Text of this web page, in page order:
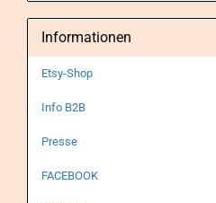
Informationen
Etsy-Shop
Info B2B
Presse
FACEBOOK